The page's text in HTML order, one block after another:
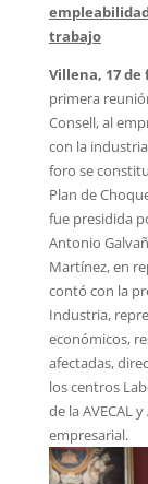
trabajo
Villena, 17 de
primera
Consell, al
con la
foro se
Plan de
fue presidida
Antonio
Martínez, en
contó con la
Industria,
económicos,
afectadas,
los centros
de la AVECAL
empresarial.